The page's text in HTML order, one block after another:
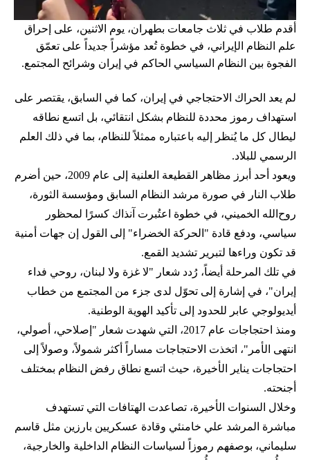
أقدم طلاب في ثلاث جامعات بطهران، يوم الاثنين، على إحراق
علم النظام الإيراني، في خطوة تُعد مؤشراً جديداً على تعمّق
الفجوة بين النظام السياسي الحاكم في إيران وشرائح المجتمع.
لم يعد الحراك الاحتجاجي في إيران، كما في السابق، يقتصر على
استهداف رموز محددة للنظام بشكل انتقائي، بل اتسع نطاقه
ليطال كل ما يُنظر إليه باعتباره ممثلاً للنظام، بما في ذلك العلم
الرسمي للبلاد.
ويعود أحد أبرز مظاهر القطيعة العلنية إلى عام 2009، حين أضرم
طلاب النار في صورة مرشد النظام السابق ومؤسسة الثورة،
روح‌الله الخميني، في خطوة اعتُبرت آنذاك كسرًا لمحظور
سياسي، ودفع قادة "الحركة الخضراء" إلى القول إن جهات أمنية
قد تكون وراءها لتبرير تشديد القمع.
في تلك المرحلة أيضاً، رُدد شعار "لا غزة ولا لبنان، روحي فداء
إيران"، في إشارة إلى تحوّل لدى جزء من المجتمع من خطاب
أيديولوجي عابر للحدود إلى تأكيد الهوية الوطنية.
ومنذ احتجاجات عام 2017، التي شهدت شعار "إصلاحي، أصولي،
انتهى الأمر"، اتخذت الاحتجاجات مساراً أكثر شمولاً، وصولاً إلى
احتجاجات يناير الأخيرة، حيث اتسع نطاق رفض النظام بمختلف
أجنحته.
وخلال السنوات الأخيرة، تصاعدت الهتافات التي تستهدف
مباشرة المرشد علي خامنئي وقادة عسكريين بارزين مثل قاسم
سليماني، بوصفهم رموزاً لسياسات النظام الداخلية والخارجية،